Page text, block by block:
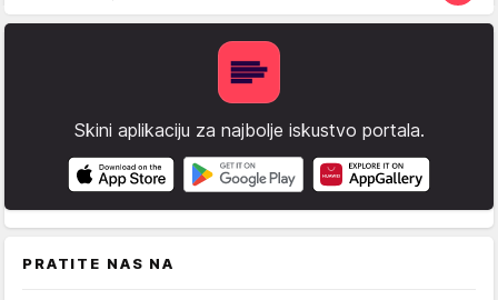
Skini aplikaciju za najbolje iskustvo portala.
PRATITE NAS NA